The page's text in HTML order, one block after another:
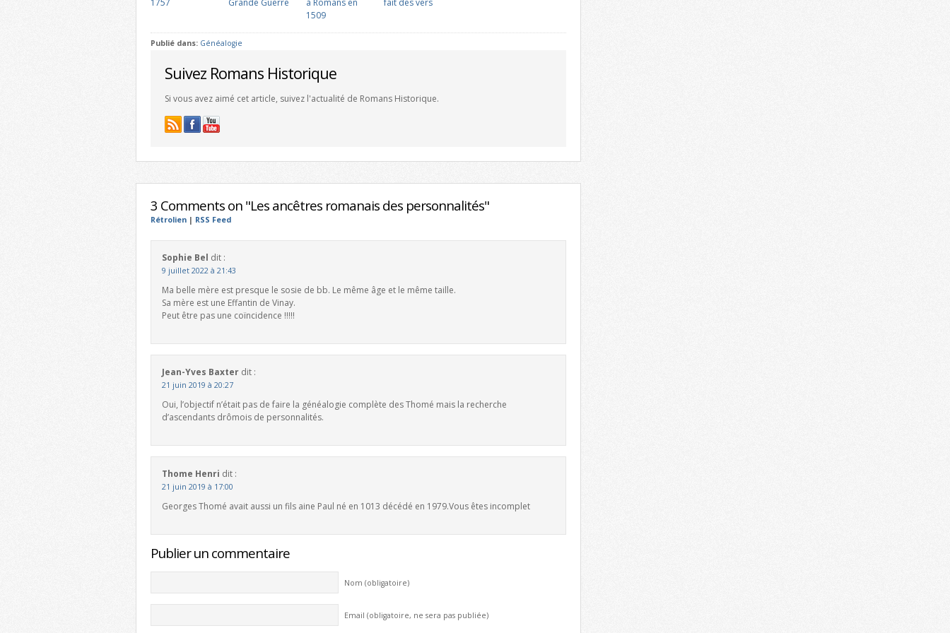
1757
Grande Guerre
à Romans en
1509
fait des vers
Publié dans: Généalogie
Suivez Romans Historique
Si vous avez aimé cet article, suivez l'actualité de Romans Historique.
3 Comments on "Les ancêtres romanais des personnalités"
Rétrolien | RSS Feed
Sophie Bel dit :
9 juillet 2022 à 21:43
Ma belle mère est presque le sosie de bb. Le même âge et le même taille.
Sa mère est une Effantin de Vinay.
Peut être pas une coïncidence !!!!!
Jean-Yves Baxter dit :
21 juin 2019 à 20:27
Oui, l’objectif n’était pas de faire la généalogie complète des Thomé mais la recherche
d’ascendants drômois de personnalités.
Thome Henri dit :
21 juin 2019 à 17:00
Georges Thomé avait aussi un fils aine Paul né en 1013 décédé en 1979.Vous êtes incomplet
Publier un commentaire
Nom (obligatoire)
Email (obligatoire, ne sera pas publiée)